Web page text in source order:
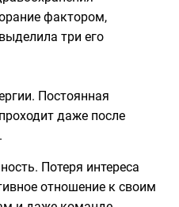
фактором,
три его
Постоянная
даже после
Потеря интереса
отношение к своим